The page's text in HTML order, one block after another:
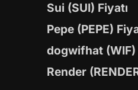
Sui (SUI) Fiyatı
Pepe (PEPE)
dogwifhat (WIF)
Render